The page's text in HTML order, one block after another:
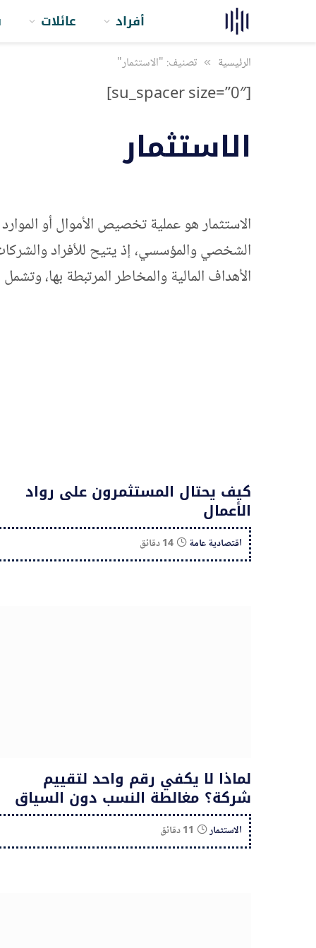
أفراد عائلات
الرئيسية » تصنيف: "الاستثمار"
[su_spacer size=”0″]
الاستثمار
الاستثمار هو عملية تخصيص الأموال أو
الشخصي والمؤسسي، إذ يتيح للأفراد
الأهداف المالية والمخاطر المرتبطة بها،
كيف يحتال المستثمرون على رواد
الأعمال
اقتصادية عامة 14 دقائق
لماذا لا يكفي رقم واحد لتقييم
شركة؟ مغالطة النسب دون السياق
الاستثمار 11 دقائق